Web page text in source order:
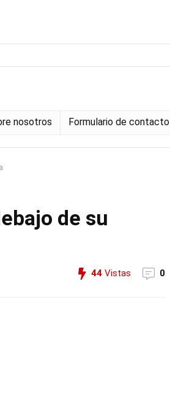
nosotros Formulario de contacto
de su
44 Vistas 0